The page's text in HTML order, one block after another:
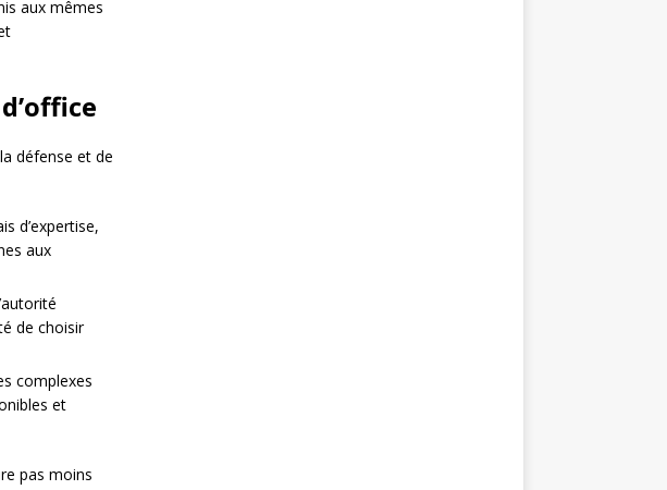
aux mêmes
défense et de
d’expertise,
aux
de choisir
complexes
et
pas moins